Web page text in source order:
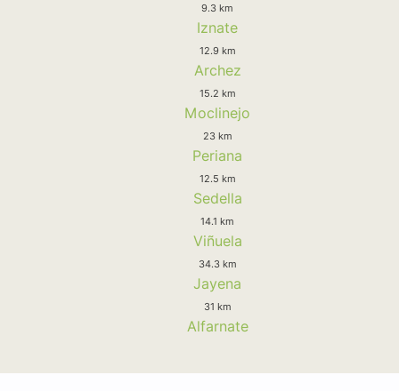
9.3 km
Iznate
12.9 km
Archez
15.2 km
Moclinejo
23 km
Periana
12.5 km
Sedella
14.1 km
Viñuela
34.3 km
Jayena
31 km
Alfarnate